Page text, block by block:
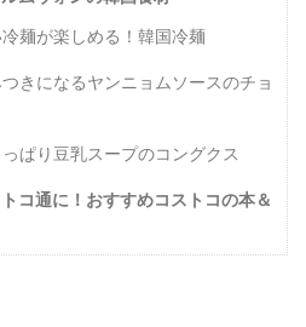
麺が楽しめる！韓国冷麺
きになるヤンニョムソースのチョ
ぱり豆乳スープのコングクス
コ通に！おすすめコストコの本＆